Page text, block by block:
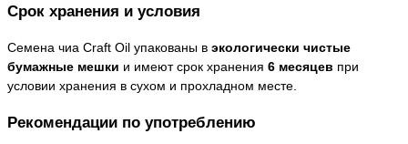
Срок хранения и условия
Семена чиа Craft Oil упакованы в экологически чистые
бумажные мешки и имеют срок хранения 6 месяцев при
условии хранения в сухом и прохладном месте.
Рекомендации по употреблению